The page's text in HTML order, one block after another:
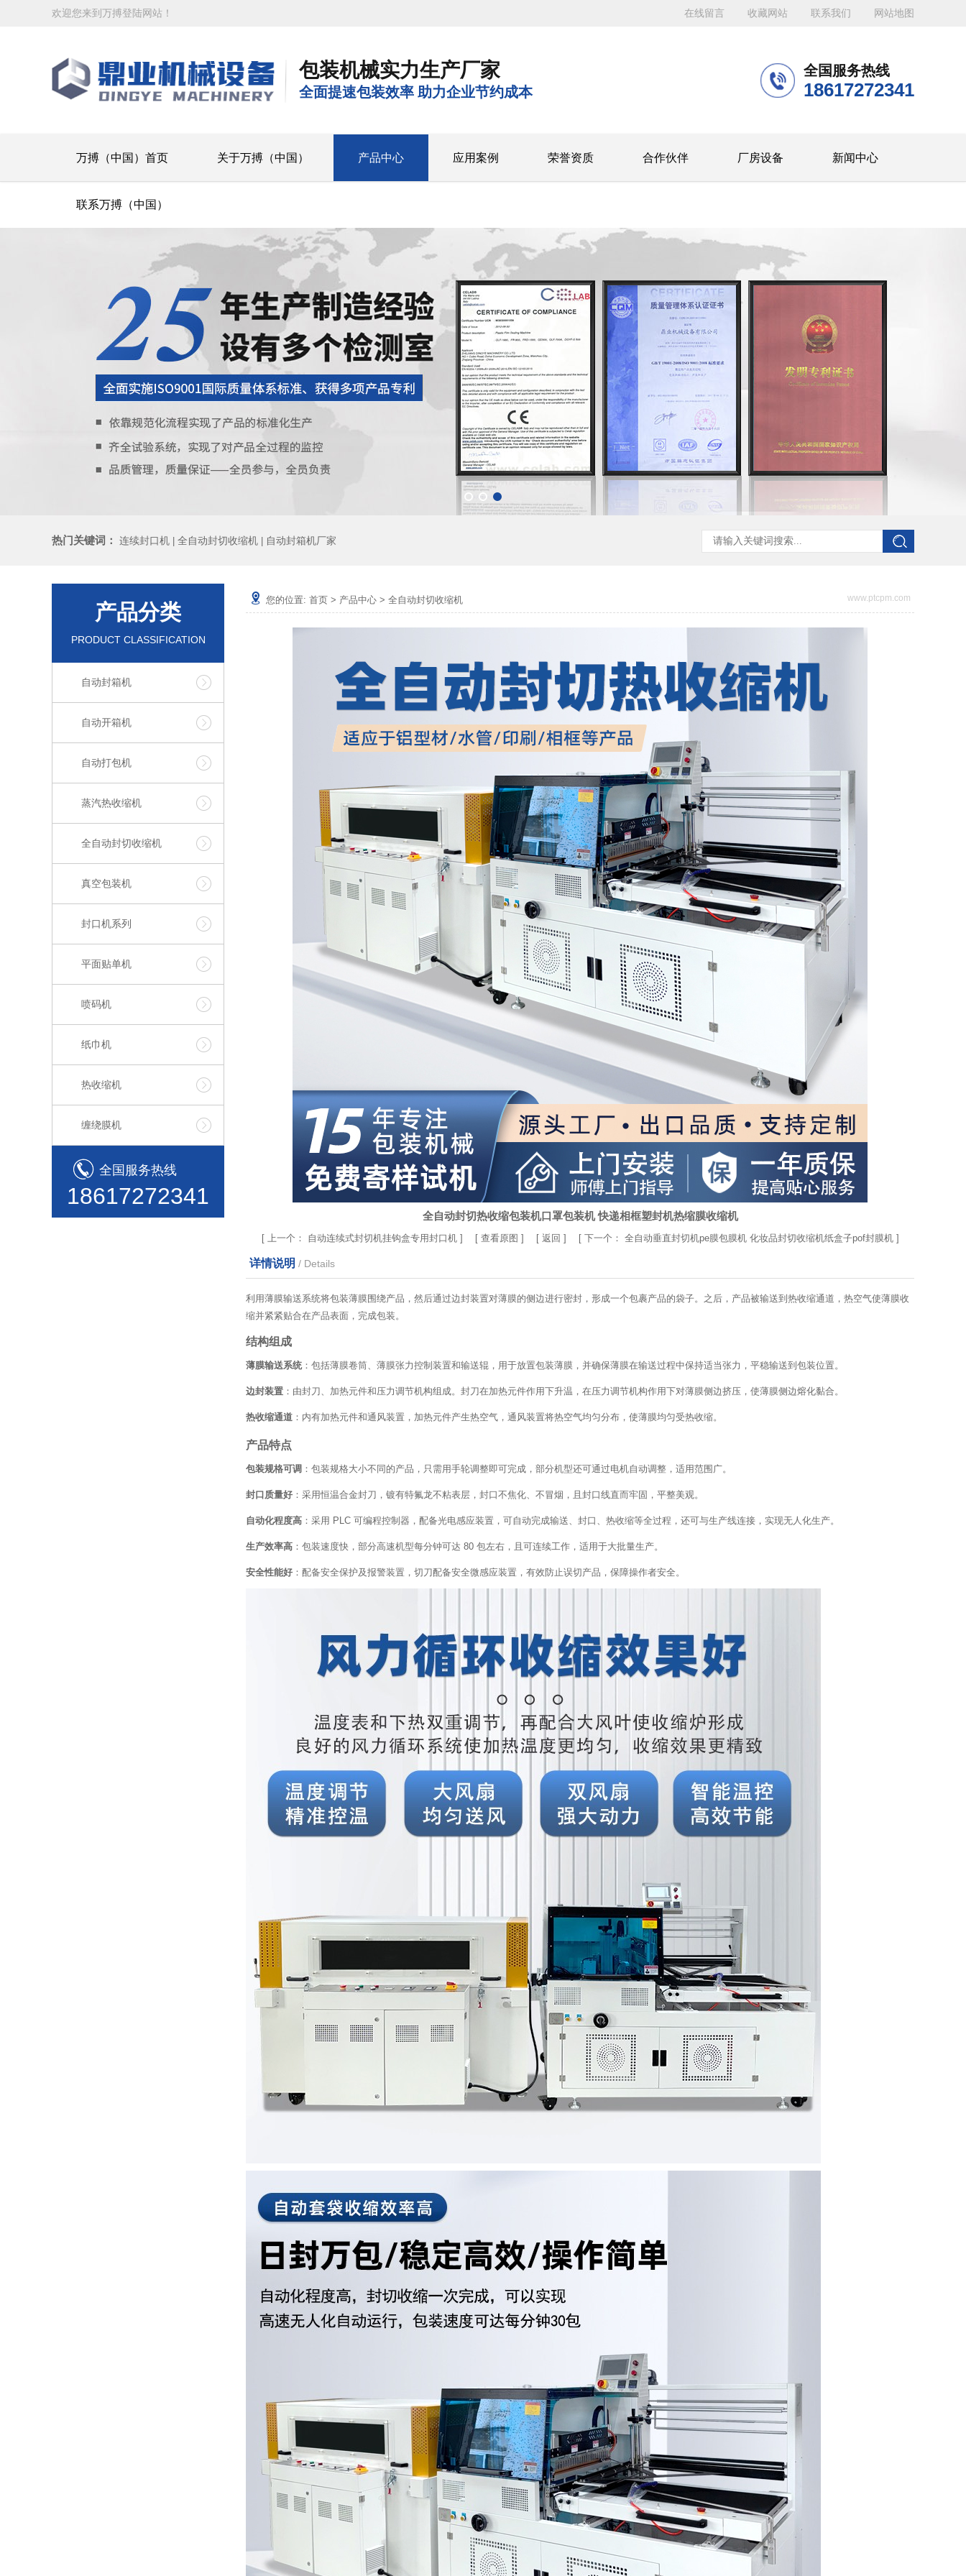
在线留言 收藏网站 联系我们 网站地图
欢迎您来到万搏登陆网站！
包装机械实力生产厂家
全面提速包装效率 助力企业节约成本
全国服务热线
18617272341
万搏（中国）首页 关于万搏（中国） 产品中心 应用案例 荣誉资质 合作伙伴 厂房设备 新闻中心
联系万搏（中国）
热门关键词： 连续封口机 全自动封切收缩机 自动封箱机厂家
产品分类
PRODUCT CLASSIFICATION
自动封箱机
自动开箱机
自动打包机
蒸汽热收缩机
全自动封切收缩机
真空包装机
封口机系列
平面贴单机
喷码机
纸巾机
热收缩机
缠绕膜机
全国服务热线
18617272341
您的位置: 首页 > 产品中心 > 全自动封切收缩机 www.ptcpm.com
全自动封切热收缩包装机口罩包装机 快递相框塑封机热缩膜收缩机
[ 上一个： 自动连续式封切机挂钩盒专用封口机] [ 查看原图 ] [ 返回 ] [ 下一个： 全自动垂直封切机pe膜包膜机 化妆品封切收缩机纸盒子pof封膜机]
详情说明 / Details
利用薄膜输送系统将包装薄膜围绕产品，然后通过边封装置对薄膜的侧边进行密封，形成一个包裹产品的袋子。之后，产品被输送到热收缩通道，热空气使薄膜收
缩并紧紧贴合在产品表面，完成包装。
结构组成
薄膜输送系统：包括薄膜卷筒、薄膜张力控制装置和输送辊，用于放置包装薄膜，并确保薄膜在输送过程中保持适当张力，平稳输送到包装位置。
边封装置 ：由封刀、加热元件和压力调节机构组成。封刀在加热元件作用下升温，在压力调节机构作用下对薄膜侧边挤压，使薄膜侧边熔化黏合。
热收缩通道 ：内有加热元件和通风装置，加热元件产生热空气，通风装置将热空气均匀分布，使薄膜均匀受热收缩。
产品特点
包装规格可调 ：包装规格大小不同的产品，只需用手轮调整即可完成，部分机型还可通过电机自动调整，适用范围广。
封口质量好 ：采用恒温合金封刀，镀有特氟龙不粘表层，封口不焦化、不冒烟，且封口线直而牢固，平整美观。
自动化程度高 ：采用 PLC 可编程控制器，配备光电感应装置，可自动完成输送、封口、热收缩等全过程，还可与生产线连接，实现无人化生产。
生产效率高 ：包装速度快，部分高速机型每分钟可达 80 包左右，且可连续工作，适用于大批量生产。
安全性能好 ：配备安全保护及报警装置，切刀配备安全微感应装置，有效防止误切产品，保障操作者安全。